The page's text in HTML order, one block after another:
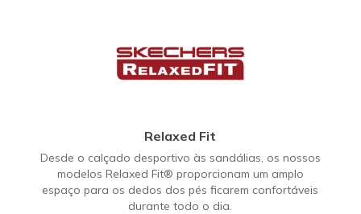
Relaxed Fit
Desde o calçado desportivo às sandálias, os nossos
modelos Relaxed Fit® proporcionam um amplo
espaço para os dedos dos pés ficarem confortáveis
durante todo o dia.